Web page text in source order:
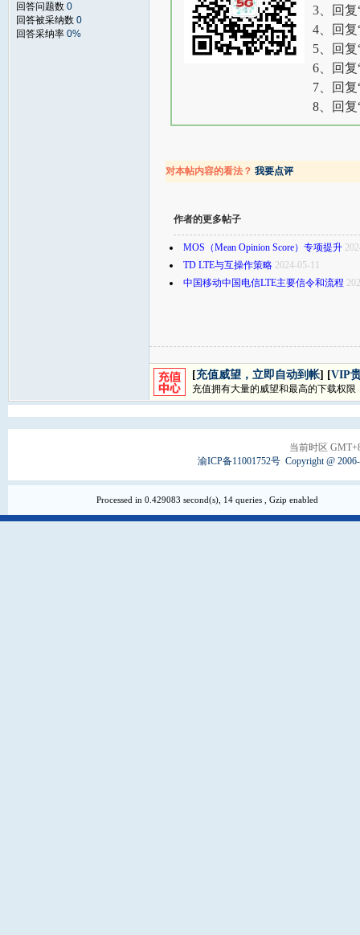
回答问题数 0
回答被采纳数 0
回答采纳率 0%
3、回复
4、回复
5、回复
6、回复
7、回复
8、回复
对本帖内容的看法？ 我要点评
作者的更多帖子
MOS（Mean Opinion Score）专项提升
TD LTE与互操作策略 2024-05-11
中国移动中国电信LTE主要信令和流程
[充值威望，立即自动到帐] [VIP
充值拥有大量的威望和最高的下载权限
当前时区
渝ICP备11001752号 Copyright @
Processed in 0.429083 second(s), 14 queries , Gzip enabled